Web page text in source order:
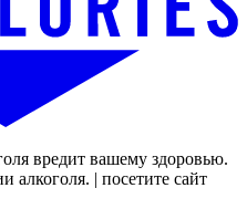
вредит вашему здоровью.
алкоголя. | посетите сайт